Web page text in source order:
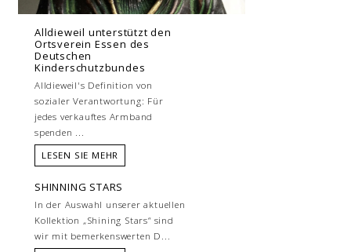
Alldieweil unterstützt den
Ortsverein Essen des
Deutschen
Kinderschutzbundes
Alldieweil's Definition von
sozialer Verantwortung: Für
jedes verkauftes Armband
spenden ...
LESEN SIE MEHR
SHINNING STARS
In der Auswahl unserer aktuellen
Kollektion „Shining Stars“ sind
wir mit bemerkenswerten D...